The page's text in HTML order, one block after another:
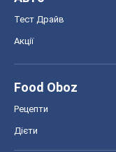
Тест Драйв
Акції
Food Oboz
Рецепти
Дієти